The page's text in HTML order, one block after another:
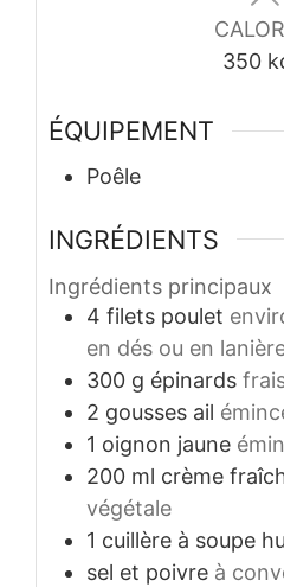
350
ÉQUIPEMENT
Poêle
INGRÉDIENTS
Ingrédients principaux
4 filets poulet
en dés ou en
300 g épinards
2 gousses ail
1 oignon jaune
200 ml crème
végétale
1 cuillère à soupe
sel et poivre à